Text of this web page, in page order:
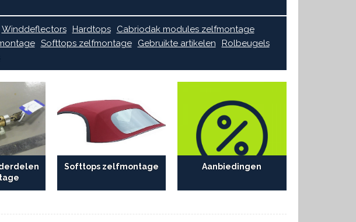
Winddeflectors Hardtops
Cabriodak modules zelfmontage
Softtops zelfmontage Gebruikte artikelen
Rolbeugels
Softtops zelfmontage Aanbiedingen